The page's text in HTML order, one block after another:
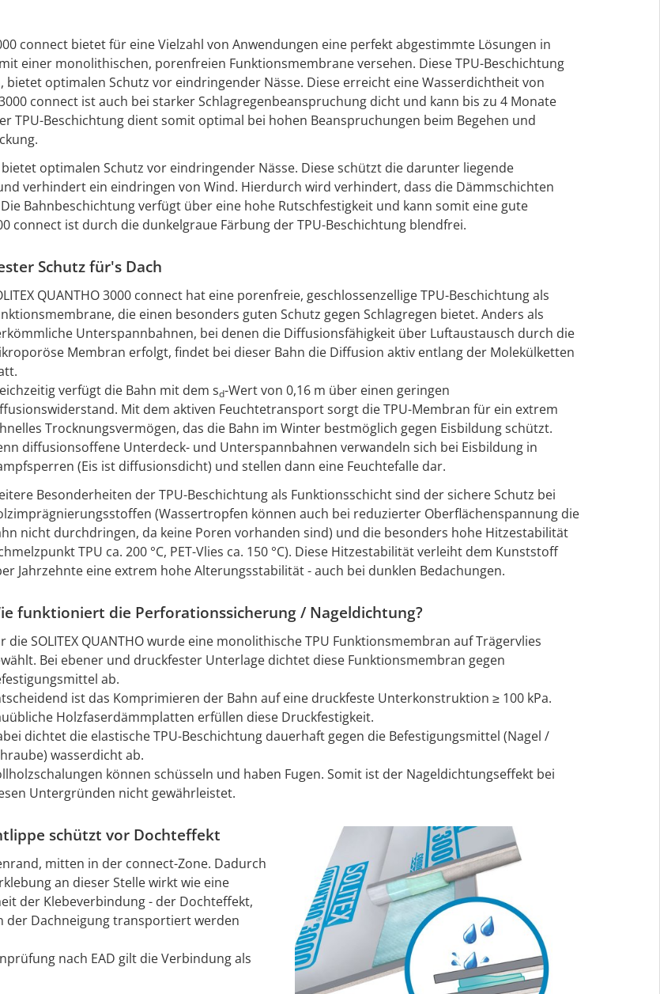
connect bietet für eine Vielzahl von Anwendungen eine perfekt abgestimmte Lösungen in
einer monolithischen, porenfreien Funktionsmembrane versehen. Diese TPU-Beschichtung
optimalen Schutz vor eindringender Nässe. Diese erreicht eine Wasserdichtheit von
3000 connect ist auch bei starker Schlagregenbeanspruchung dicht und kann bis zu 4 Monate
TPU-Beschichtung dient somit optimal bei hohen Beanspruchungen beim Begehen und
optimalen Schutz vor eindringender Nässe. Diese schützt die darunter liegende
verhindert ein eindringen von Wind. Hierdurch wird verhindert, dass die Dämmschichten
Bahnbeschichtung verfügt über eine hohe Rutschfestigkeit und kann somit eine gute
connect ist durch die dunkelgraue Färbung der TPU-Beschichtung blendfrei.
Schutz für's Dach
QUANTHO 3000 connect hat eine porenfreie, geschlossenzellige TPU-Beschichtung als
die einen besonders guten Schutz gegen Schlagregen bietet. Anders als
Unterspannbahnen, bei denen die Diffusionsfähigkeit über Luftaustausch durch die
Membran erfolgt, findet bei dieser Bahn die Diffusion aktiv entlang der Molekülketten
verfügt die Bahn mit dem sd-Wert von 0,16 m über einen geringen
Mit dem aktiven Feuchtetransport sorgt die TPU-Membran für ein extrem
Trocknungsvermögen, das die Bahn im Winter bestmöglich gegen Eisbildung schützt.
diffusionsoffene Unterdeck- und Unterspannbahnen verwandeln sich bei Eisbildung in
(Eis ist diffusionsdicht) und stellen dann eine Feuchtefalle dar.
Besonderheiten der TPU-Beschichtung als Funktionsschicht sind der sichere Schutz bei
(Wassertropfen können auch bei reduzierter Oberflächenspannung die
nicht durchdringen, da keine Poren vorhanden sind) und die besonders hohe Hitzestabilität
TPU ca. 200 °C, PET-Vlies ca. 150 °C). Diese Hitzestabilität verleiht dem Kunststoff
Jahrzehnte eine extrem hohe Alterungsstabilität - auch bei dunklen Bedachungen.
funktioniert die Perforationssicherung / Nageldichtung?
die SOLITEX QUANTHO wurde eine monolithische TPU Funktionsmembran auf Trägervlies
Bei ebener und druckfester Unterlage dichtet diese Funktionsmembran gegen
ab.
ist das Komprimieren der Bahn auf eine druckfeste Unterkonstruktion ≥ 100 kPa.
Holzfaserdämmplatten erfüllen diese Druckfestigkeit.
dichtet die elastische TPU-Beschichtung dauerhaft gegen die Befestigungsmittel (Nagel /
wasserdicht ab.
können schüsseln und haben Fugen. Somit ist der Nageldichtungseffekt bei
Untergründen nicht gewährleistet.
schützt vor Dochteffekt
mitten in der connect-Zone. Dadurch
an dieser Stelle wirkt wie eine
der Klebeverbindung - der Dochteffekt,
der Dachneigung transportiert werden
nach EAD gilt die Verbindung als